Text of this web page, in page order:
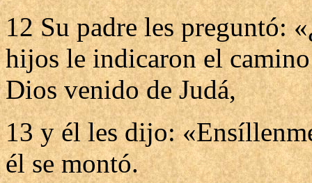
12 Su padre les preguntó:
hijos le indicaron el
Dios venido de Judá,
13 y él les dijo:
él se montó.